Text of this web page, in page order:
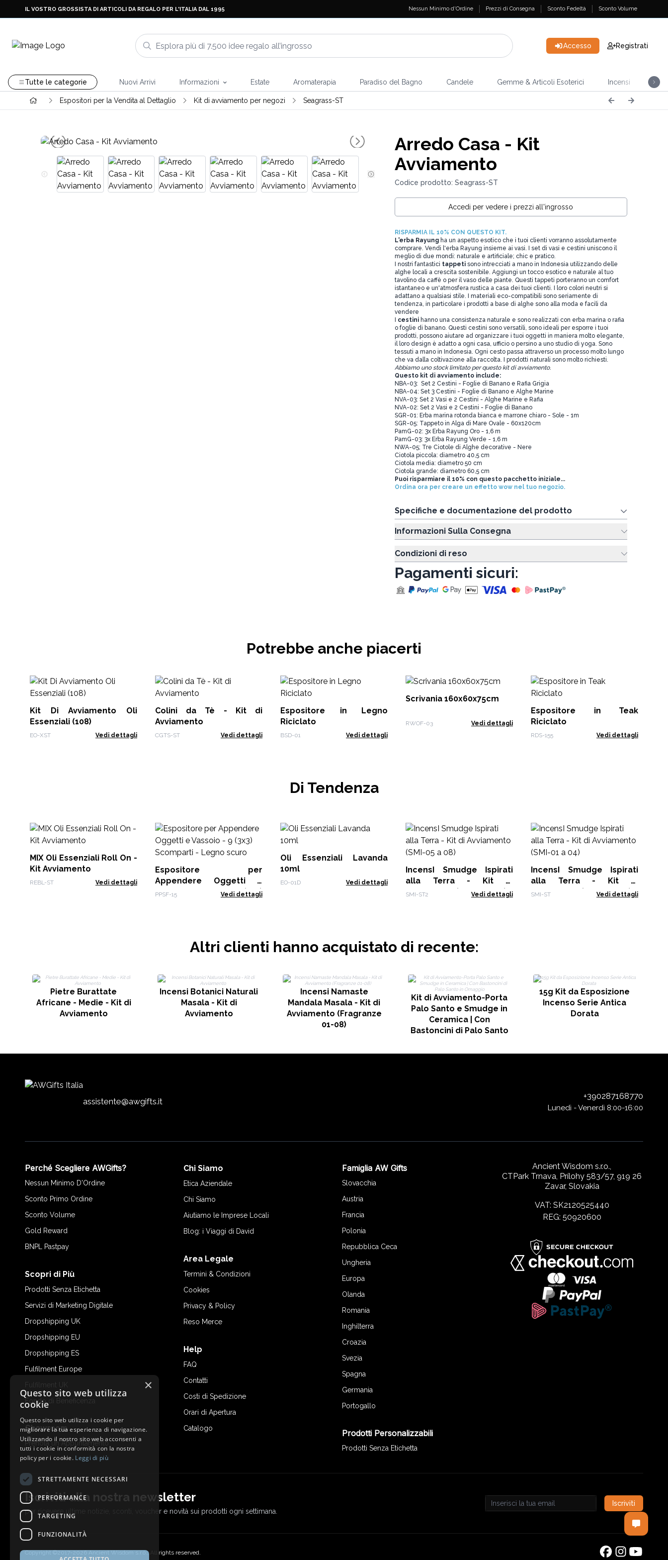
IL VOSTRO GROSSISTA DI ARTICOLI DA REGALO PER L'ITALIA DAL 1995 Nessun Minimo d'Ordine Prezzi di Consegna Sconto Fedeltà Sconto Volume
Accesso Registrati
Tutte le categorie Nuovi Arrivi Informazioni Estate Aromaterapia Paradiso del Bagno Candele Gemme & Articoli Esoterici Incensi
Espositori per la Vendita al Dettaglio Kit di avviamento per negozi Seagrass-ST
Arredo Casa - Kit
Avviamento
Codice prodotto: Seagrass-ST
Accedi per vedere i prezzi all'ingrosso
RISPARMIA IL 10% CON QUESTO KIT.
L'erba Rayungha un aspetto esotico che i tuoi clienti vorranno assolutamente
comprare. Vendi l'erba Rayung insieme ai vasi. I set di vasi e cestini uniscono il
meglio di due mondi: naturale e artificiale; chic e pratico.
I nostri fantastici tappeti sono intrecciati a mano in Indonesia utilizzando delle
alghe locali a crescita sostenibile. Aggiungi un tocco esotico e naturale al tuo
tavolino da caffè o per il vaso delle piante. Questi tappeti porteranno un comfort
istantaneo e un'atmosfera rustica a casa dei tuoi clienti. I loro colori neutri si
adattano a qualsiasi stile. I materiali eco-compatibili sono seriamente di
tendenza, in particolare i prodotti a base di alghe sono alla moda e facili da
vendere
cestinihanno una consistenza naturale e sono realizzati con erba marina o rafia
o foglie di banano. Questi cestini sono versatili, sono ideali per esporre i tuoi
prodotti, possono aiutare ad organizzare i tuoi oggetti in maniera molto elegante,
il loro design è adatto a ogni casa, ufficio o persino a uno studio di yoga. Sono
tessuti a mano in Indonesia. Ogni cesto passa attraverso un processo molto lungo
che va dalla coltivazione alla raccolta. I prodotti naturali sono molto richiesti.
Abbiamo uno stock limitato per questo kit di avviamento.
Questo kit di avviamento include:
NBA-03: Set 2 Cestini - Foglie di Banano e Rafia Grigia
NBA-04: Set 3 Cestini - Foglie di Banano e Alghe Marine
NVA-03: Set 2 Vasi e 2 Cestini - Alghe Marine e Rafia
NVA-02: Set 2 Vasi e 2 Cestini - Foglie di Banano
SGR-01: Erba marina rotonda bianca e marrone chiaro - Sole - 1m
SGR-05: Tappeto in Alga di Mare Ovale - 60x120cm
PamG-02: 3x Erba Rayung Oro - 1,6 m
PamG-03: 3x Erba Rayung Verde - 1,6 m
NWA-05; Tre Ciotole di Alghe decorative - Nere
Ciotola piccola: diametro 40,5 cm
Ciotola media: diametro 50 cm
Ciotola grande: diametro 60,5 cm
Puoi risparmiare il 10% con questo pacchetto iniziale...
Ordina ora per creare un effetto wow nel tuo negozio.
Specifiche e documentazione del prodotto
Informazioni Sulla Consegna
Condizioni di reso
Pagamenti sicuri:
Potrebbe anche piacerti
Kit Di Avviamento Oli
Essenziali (108)
EO-XST Vedi dettagli
Colini da Tè - Kit di
Avviamento
CGTS-ST Vedi dettagli
Espositore in Legno
Riciclato
BSD-01 Vedi dettagli
Scrivania 160x60x75cm
RWOF-03 Vedi dettagli
Espositore in Teak
Riciclato
RDS-155 Vedi dettagli
Di Tendenza
MIX Oli Essenziali Roll On -
Kit Avviamento
REBL-ST Vedi dettagli
Espositore per
Appendere Oggetti e
Vassoio - 9 (3x3)
PPSF-15 Vedi dettagli
Oli Essenziali Lavanda
10ml
EO-01D Vedi dettagli
IncensI Smudge Ispirati
alla Terra - Kit di
Avviamento (SMI-05 a 08)
SMI-ST2 Vedi dettagli
IncensI Smudge Ispirati
alla Terra - Kit di
Avviamento (SMI-01 a 04)
SMI-ST Vedi dettagli
Altri clienti hanno acquistato di recente:
Pietre Burattate
Africane - Medie - Kit di
Avviamento
Incensi Botanici Naturali
Masala - Kit di
Avviamento
Incensi Namaste
Mandala Masala - Kit di
Avviamento (Fragranze
01-08)
Kit di Avviamento-Porta
Palo Santo e Smudge in
Ceramica | Con
Bastoncini di Palo Santo
15g Kit da Esposizione
Incenso Serie Antica
Dorata
assistente@awgifts.it
+390287168770
Lunedì - Venerdì 8:00-16:00
Perché Scegliere AWGifts?
Nessun Minimo D'Ordine
Sconto Primo Ordine
Sconto Volume
Gold Reward
BNPL Pastpay
Scopri di Più
Prodotti Senza Etichetta
Servizi di Marketing Digitale
Dropshipping UK
Dropshipping EU
Dropshipping ES
Fulfilment Europe
Fulfilment UK
Fondo di Beneficenza
Showroom
Prenota un Appuntamento
Chi Siamo
Etica Aziendale
Chi Siamo
Aiutiamo le Imprese Locali
Blog: i Viaggi di David
Area Legale
Termini & Condizioni
Cookies
Privacy & Policy
Reso Merce
Help
FAQ
Contatti
Costi di Spedizione
Orari di Apertura
Catalogo
Famiglia AW Gifts
Slovacchia
Austria
Francia
Polonia
Repubblica Ceca
Ungheria
Europa
Olanda
Romania
Inghilterra
Croazia
Svezia
Spagna
Germania
Portogallo
Prodotti Personalizzabili
Prodotti Senza Etichetta
Ancient Wisdom s.r.o.,
CTPark Trnava, Prílohy 583/57, 919 26
Zavar, Slovakia
VAT: SK2120525440
REG: 50920600
Iscriviti alla nostra newsletter
per ricevere ultime notizie, sconti, voucher e novità sui prodotti ogni settimana. Email address
Iscriviti
Copyright ©2017-2026 Ancient Wisdom s.r.o., All rights reserved.
×
Questo sito web utilizza
cookie
Questo sito web utilizza i cookie per
migliorare la tua esperienza di navigazione.
Utilizzando il nostro sito web acconsenti a
tutti i cookie in conformità con la nostra
policy per i cookie. Leggi di più
STRETTAMENTE NECESSARI
PERFORMANCE
TARGETING
FUNZIONALITÀ